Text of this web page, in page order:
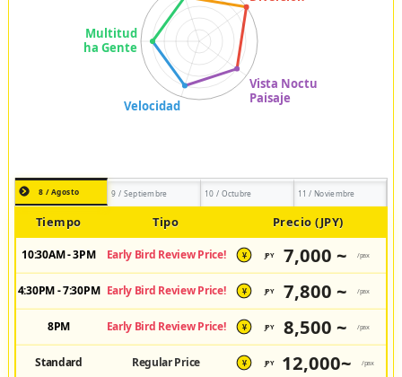
8 / Agosto 9 / Septiembre 10 / Octubre 11 / Noviembre
Tiempo Tipo Precio (JPY)
10:30AM - 3PM Early Bird Review Price! ¥ JPY 7,000 ~ /pax
4:30PM - 7:30PM Early Bird Review Price! ¥ JPY 7,800 ~ /pax
8PM Early Bird Review Price! ¥ JPY 8,500 ~ /pax
Standard Regular Price ¥ JPY 12,000~ /pax